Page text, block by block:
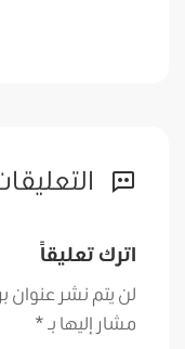
اترك تعليقاً
لن يتم نشر عنوان
مشار إليها بـ *